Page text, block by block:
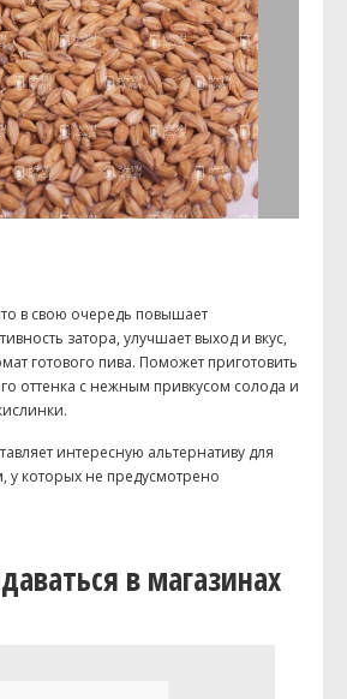
в свою очередь повышает
затора, улучшает выход и вкус,
готового пива. Поможет приготовить
оттенка с нежным привкусом солода и
интересную альтернативу для
у которых не предусмотрено
в магазинах